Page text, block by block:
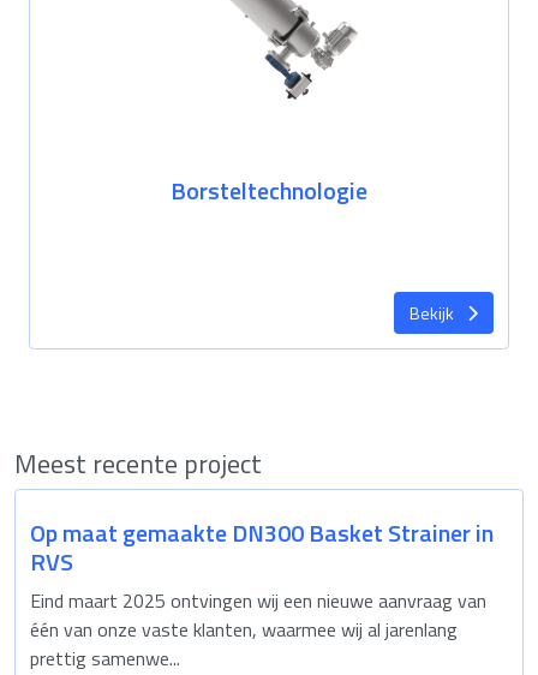
Borsteltechnologie
Bekijk
Meest recente project
Op maat gemaakte DN300 Basket Strainer in
RVS
Eind maart 2025 ontvingen wij een nieuwe aanvraag van
één van onze vaste klanten, waarmee wij al jarenlang
prettig samenwe...